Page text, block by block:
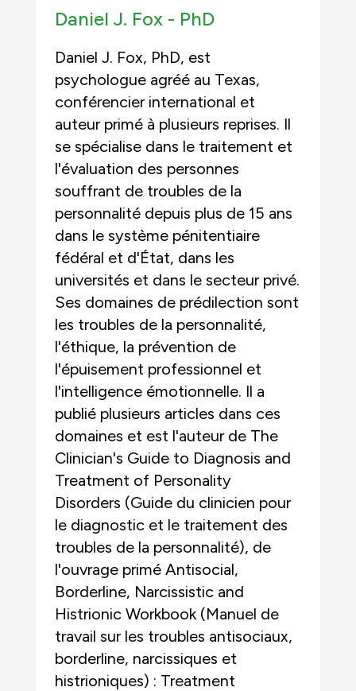
Daniel J. Fox - PhD
Daniel J. Fox, PhD, est
psychologue agréé au Texas,
conférencier international et
auteur primé à plusieurs reprises. Il
se spécialise dans le traitement et
l'évaluation des personnes
souffrant de troubles de la
personnalité depuis plus de 15 ans
dans le système pénitentiaire
fédéral et d'État, dans les
universités et dans le secteur privé.
Ses domaines de prédilection sont
les troubles de la personnalité,
l'éthique, la prévention de
l'épuisement professionnel et
l'intelligence émotionnelle. Il a
publié plusieurs articles dans ces
domaines et est l'auteur de The
Clinician's Guide to Diagnosis and
Treatment of Personality
Disorders (Guide du clinicien pour
le diagnostic et le traitement des
troubles de la personnalité), de
l'ouvrage primé Antisocial,
Borderline, Narcissistic and
Histrionic Workbook (Manuel de
travail sur les troubles antisociaux,
borderline, narcissiques et
histrioniques) : Treatment